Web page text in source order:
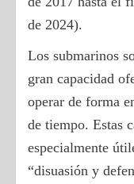
de 2024).
Los submarinos
gran capacidad
operar de forma
de tiempo. Estas
especialmente
“disuasión y